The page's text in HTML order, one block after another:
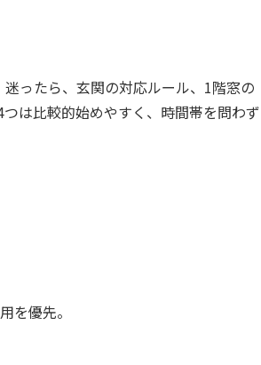
ったら、玄関の対応ルール、1階窓の
は比較的始めやすく、時間帯を問わず
を優先。